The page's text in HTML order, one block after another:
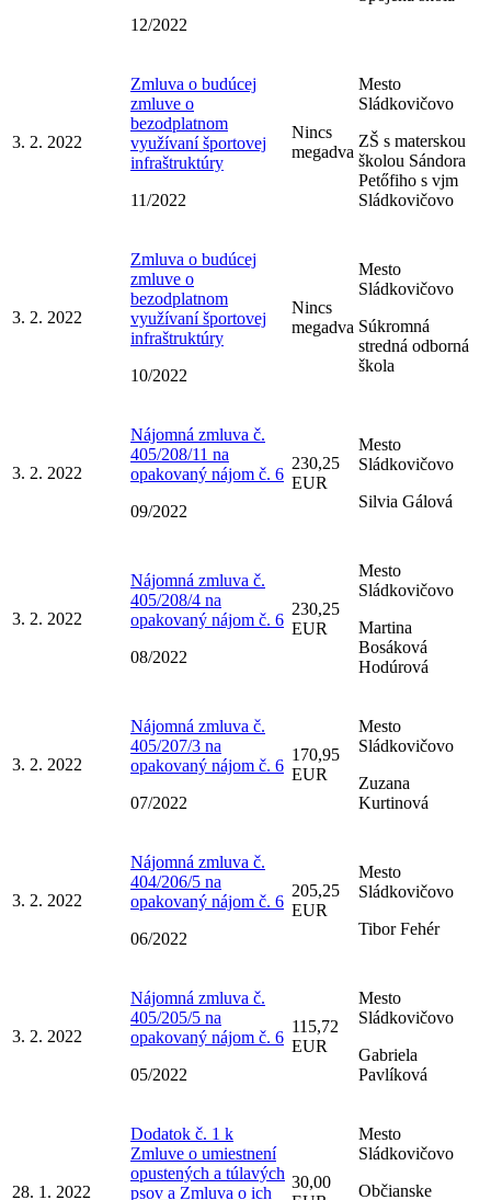
12/2022
3. 2. 2022
Zmluva o budúcej
zmluve o
bezodplatnom
využívaní športovej
infraštruktúry
11/2022
Nincs
megadva
Mesto
Sládkovičovo
ZŠ s materskou
školou Sándora
Petőfiho s vjm
Sládkovičovo
3. 2. 2022
Zmluva o budúcej
zmluve o
bezodplatnom
využívaní športovej
infraštruktúry
10/2022
Nincs
megadva
Mesto
Sládkovičovo
Súkromná
stredná odborná
škola
3. 2. 2022
Nájomná zmluva č.
405/208/11 na
opakovaný nájom č. 6
09/2022
230,25
EUR
Mesto
Sládkovičovo
Silvia Gálová
3. 2. 2022
Nájomná zmluva č.
405/208/4 na
opakovaný nájom č. 6
08/2022
230,25
EUR
Mesto
Sládkovičovo
Martina
Bosáková
Hodúrová
3. 2. 2022
Nájomná zmluva č.
405/207/3 na
opakovaný nájom č. 6
07/2022
170,95
EUR
Mesto
Sládkovičovo
Zuzana
Kurtinová
3. 2. 2022
Nájomná zmluva č.
404/206/5 na
opakovaný nájom č. 6
06/2022
205,25
EUR
Mesto
Sládkovičovo
Tibor Fehér
3. 2. 2022
Nájomná zmluva č.
405/205/5 na
opakovaný nájom č. 6
05/2022
115,72
EUR
Mesto
Sládkovičovo
Gabriela
Pavlíková
28. 1. 2022
Dodatok č. 1 k
Zmluve o umiestnení
opustených a túlavých
psov a Zmluva o ich
30,00
Mesto
Sládkovičovo
Občianske